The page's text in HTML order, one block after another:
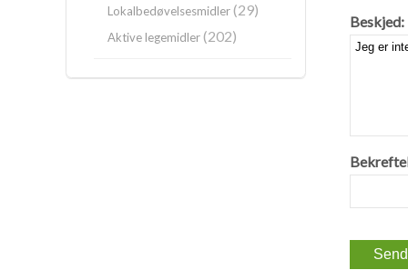
Beskjed:
Lokalbedøvelsesmidler(29)
Aktive legemidler(202)